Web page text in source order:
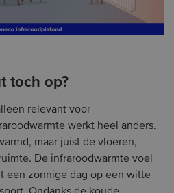
toch op?
relevant voor
werkt heel anders.
maar juist de vloeren,
De infraroodwarmte voel
een zonnige dag op een witte